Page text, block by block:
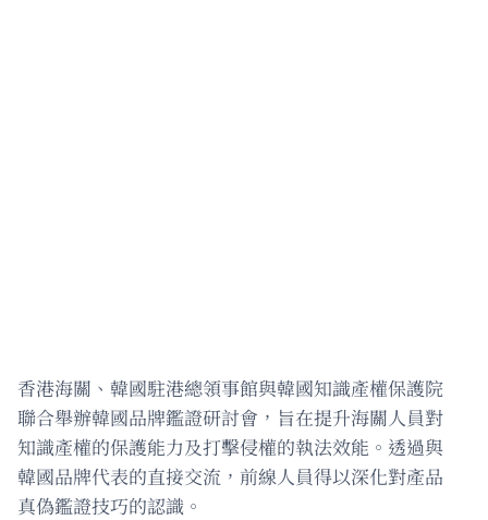
香港海關、韓國駐港總領事館與韓國知識產權保護院
聯合舉辦韓國品牌鑑證研討會，旨在提升海關人員對
知識產權的保護能力及打擊侵權的執法效能。透過與
韓國品牌代表的直接交流，前線人員得以深化對產品
真偽鑑證技巧的認識。